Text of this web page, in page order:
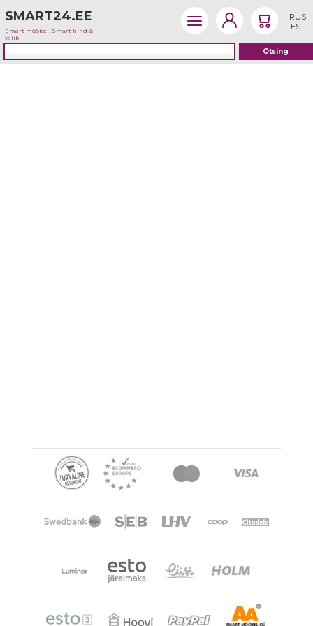
SMART24.EE
Smart mööbel. Smart hind &
valik
RUS
EST